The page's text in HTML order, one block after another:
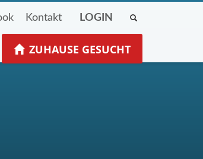
Kontakt LOGIN
ZUHAUSE GESUCHT